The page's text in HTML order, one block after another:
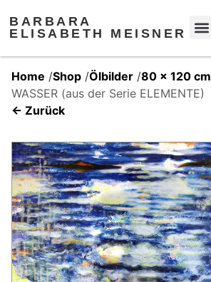
BARBARA
ELISABETH MEISNER
Home /Shop /Ölbilder /80 x 120 cm
WASSER (aus der Serie ELEMENTE)
← Zurück